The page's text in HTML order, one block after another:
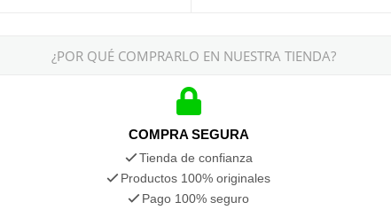
¿POR QUÉ COMPRARLO EN NUESTRA TIENDA?
COMPRA SEGURA
Tienda de confianza
Productos 100% originales
Pago 100% seguro